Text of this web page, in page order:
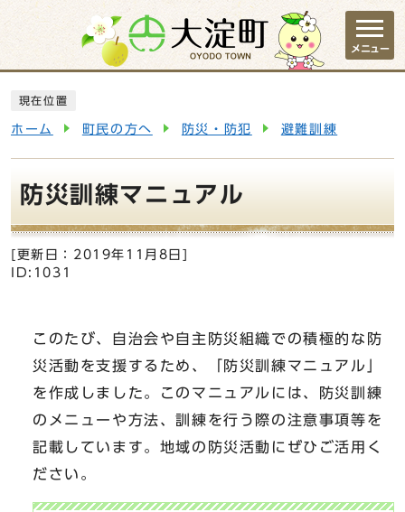
ページの先頭です
メニュー
現在位置
ホーム 町民の方へ 防災・防犯 避難訓練
防災訓練マニュアル
[更新日： 2019年11月8日
ID:1031
このたび、自治会や自主防災組織での積極的な防
災活動を支援するため、「防災訓練マニュアル」
を作成しました。このマニュアルには、防災訓練
のメニューや方法、訓練を行う際の注意事項等を
記載しています。地域の防災活動にぜひご活用く
ださい。